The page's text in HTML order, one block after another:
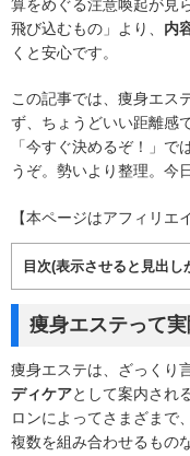
算をめぐる注意喚起が見
飛び込むもの」より、 内
くと安心です。
この記事では、痩身エス
ず、ちょうどいい距離感
「今すぐ決めるぞ！」
うぞ。勢いより整理。今
【本ページはアフィリエ
目次(表示させると見出し
痩身エステって実
痩身エステは、ざっくり
ディケアとして案内され
ロンによってさまざまで
複数を組み合わせるもの